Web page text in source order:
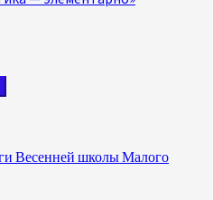
Весенней школы Малого